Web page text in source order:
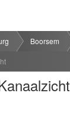
Boorsem